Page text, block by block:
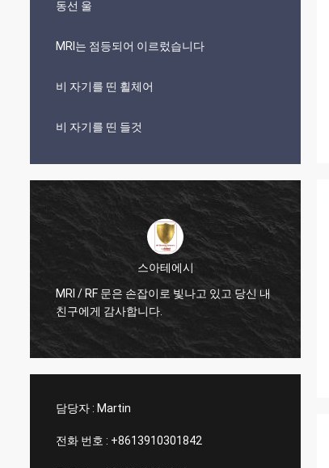
동선 울
MRI는 점등되어 이르렀습니다
비 자기를 띤 휠체어
비 자기를 띤 들것
스아테에시
MRI / RF 문은 손잡이로 빛나고 있고 당신 내
친구에게 감사합니다.
담당자 : Martin
전화 번호 : +8613910301842